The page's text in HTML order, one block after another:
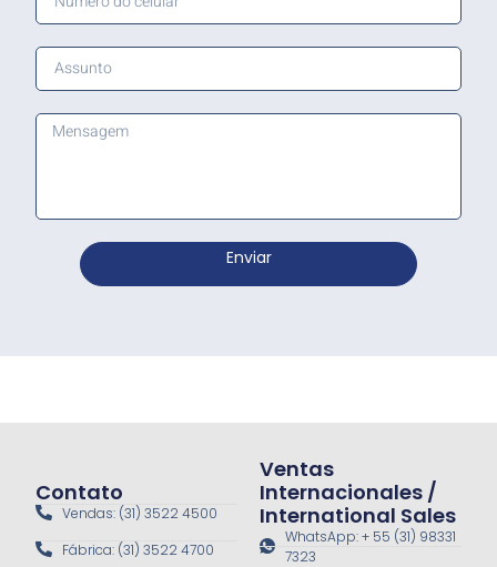
Enviar
Contato
Vendas: (31) 3522 4500
Fábrica: (31) 3522 4700
Ventas
Internacionales /
International Sales
WhatsApp: + 55 (31) 98331
7323